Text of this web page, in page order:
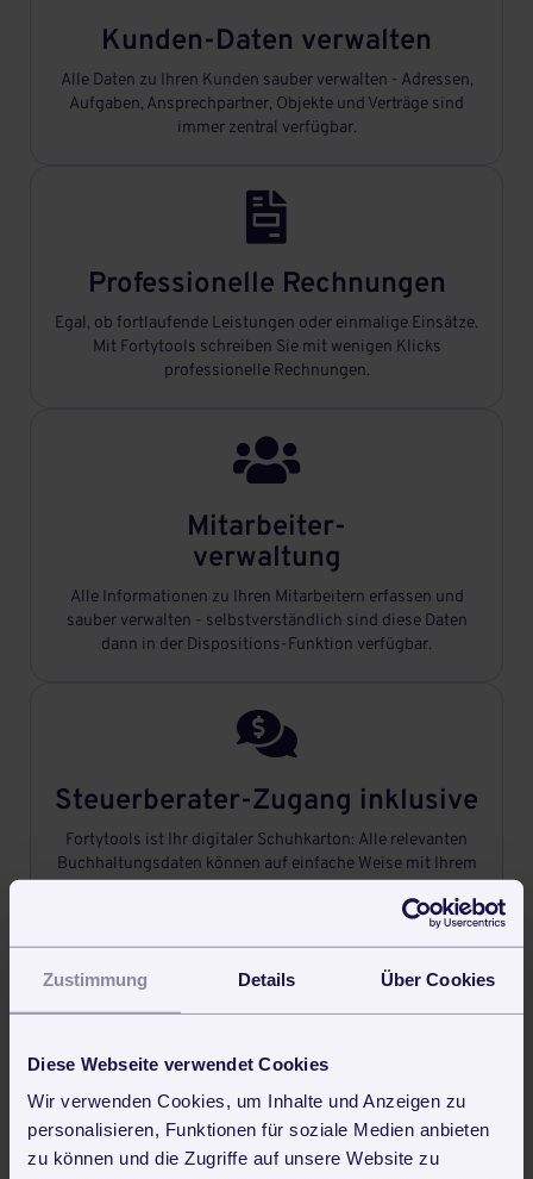
Zustimmung Details Über Cookies
Diese Webseite verwendet Cookies
Wir verwenden Cookies, um Inhalte und Anzeigen zu
personalisieren, Funktionen für soziale Medien anbieten
zu können und die Zugriffe auf unsere Website zu
Kunden-Daten verwalten
Alle Daten zu Ihren Kunden sauber verwalten - Adressen,
Aufgaben, Ansprechpartner, Objekte und Verträge sind
immer zentral verfügbar.

Professionelle Rechnungen
Egal, ob fortlaufende Leistungen oder einmalige Einsätze.
Mit Fortytools schreiben Sie mit wenigen Klicks
professionelle Rechnungen.

Mitarbeiter-
verwaltung
Alle Informationen zu Ihren Mitarbeitern erfassen und
sauber verwalten - selbstverständlich sind diese Daten
dann in der Dispositions-Funktion verfügbar.

Steuerberater-Zugang inklusive
Fortytools ist Ihr digitaler Schuhkarton: Alle relevanten
Buchhaltungsdaten können auf einfache Weise mit Ihrem

schreiben
Briefpapier-Vorlage in Fortytools hinterlegen und schon
geht‘s los: Das Schreiben von professionellen Angeboten
ging noch nie so schnell.